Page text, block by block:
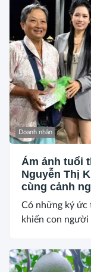
Doanh nhân
Ám ảnh tuổi
Nguyễn Thị
cùng cảnh
Có những ký ức
khiến con người